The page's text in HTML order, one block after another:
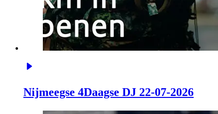
Nijmeegse 4Daagse DJ 22-07-2026